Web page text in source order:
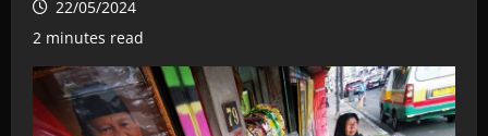
22/05/2024
2 minutes read